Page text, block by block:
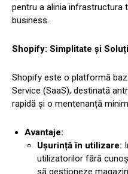
pentru a alinia infrastructura
business.
Shopify: Simplitate și
Shopify este o platformă
Service (SaaS), destinată
rapidă și o mentenanță
Avantaje:
Ușurință în utilizare:
utilizatorilor fără
să gestioneze